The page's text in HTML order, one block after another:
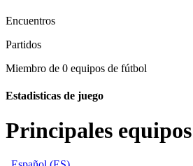
Encuentros
Partidos
Miembro de 0 equipos de fútbol
Estadisticas de juego
Principales equipos